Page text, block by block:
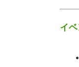
イ